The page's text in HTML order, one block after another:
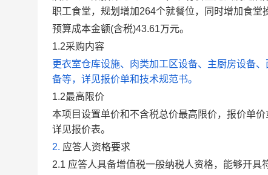
职工食堂，规划增加264个就餐位，同时增加食堂
预算成本金额(含税)43.61万元。
1.2采购内容
更衣室仓库设施、肉类加工区设备、主厨房设备
备等，详见报价单和技术规范书。
1.2最高限价
本项目设置单价和不含税总价最高限价，报价单
详见报价表。
2. 应答人资格要求
2.1 应答人具备增值税一般纳税人资格，能够开具